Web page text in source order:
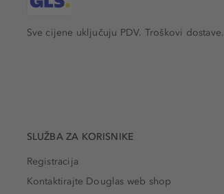
Sve cijene uključuju PDV. Troškovi dostave.
SLUŽBA ZA KORISNIKE
Registracija
Kontaktirajte Douglas web shop